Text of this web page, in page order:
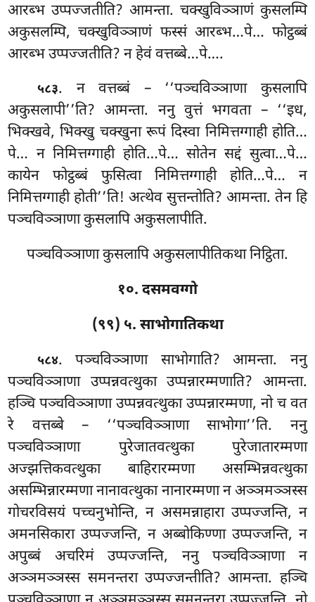
आरब्भ उप्पज्जतीति? आमन्ता. चक्खुविञ्ञाणं कुसलम्पि
अकुसलम्पि, चक्खुविञ्ञाणं फस्सं आरब्भ…पे… फोट्ठब्बं
आरब्भ उप्पज्जतीति? न हेवं वत्तब्बे…पे….
५८३. न वत्तब्बं – ‘‘पञ्चविञ्ञाणा कुसलापि
अकुसलापी’’ति? आमन्ता. ननु वुत्तं भगवता – ‘‘इध,
भिक्खवे, भिक्खु चक्खुना रूपं दिस्वा निमित्तग्गाही होति…
पे… न निमित्तग्गाही होति…पे… सोतेन सद्दं सुत्वा…पे…
कायेन फोट्ठब्बं फुसित्वा निमित्तग्गाही होति…पे… न
निमित्तग्गाही होती’’ति! अत्थेव सुत्तन्तोति? आमन्ता. तेन हि
पञ्चविञ्ञाणा कुसलापि अकुसलापीति.
पञ्चविञ्ञाणा कुसलापि अकुसलापीतिकथा निट्ठिता.
१०. दसमवग्गो
(९९) ५. साभोगातिकथा
५८४. पञ्चविञ्ञाणा साभोगाति? आमन्ता. ननु
पञ्चविञ्ञाणा उप्पन्नवत्थुका उप्पन्नारम्मणाति? आमन्ता.
हञ्चि पञ्चविञ्ञाणा उप्पन्नवत्थुका उप्पन्नारम्मणा, नो च वत
रे वत्तब्बे – ‘‘पञ्चविञ्ञाणा साभोगा’’ति. ननु
पञ्चविञ्ञाणा पुरेजातवत्थुका पुरेजातारम्मणा
अज्झत्तिकवत्थुका बाहिरारम्मणा असम्भिन्नवत्थुका
असम्भिन्नारम्मणा नानावत्थुका नानारम्मणा न अञ्ञमञ्ञस्स
गोचरविसयं पच्चनुभोन्ति, न असमन्नाहारा उप्पज्जन्ति, न
अमनसिकारा उप्पज्जन्ति, न अब्बोकिण्णा उप्पज्जन्ति, न
अपुब्बं अचरिमं उप्पज्जन्ति, ननु पञ्चविञ्ञाणा न
अञ्ञमञ्ञस्स समनन्तरा उप्पज्जन्तीति? आमन्ता. हञ्चि